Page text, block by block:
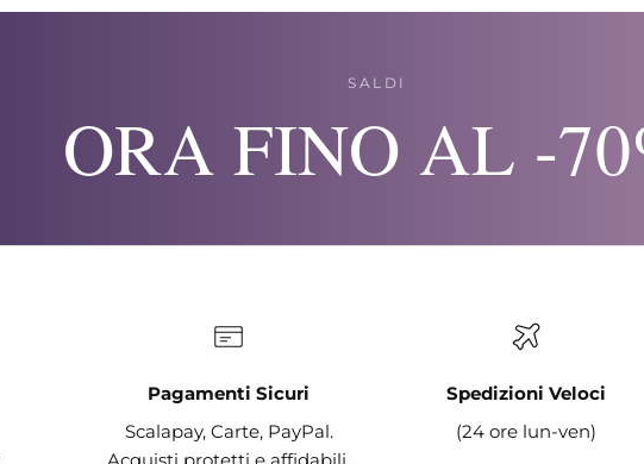
SALDI
ORA FINO AL -
Pagamenti Sicuri
Scalapay, Carte, PayPal.
Spedizioni Veloci
(24 ore lun-ven)